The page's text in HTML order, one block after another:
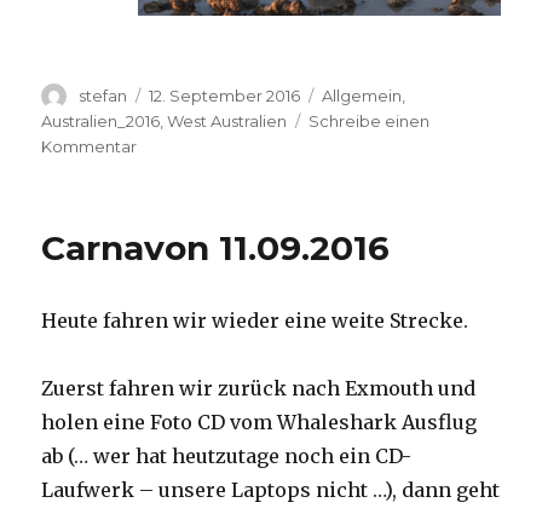
Autor
stefan
Veröffentlicht
am
12. September 2016 Kategorien
Allgemein
Australien_2016 ,West Australien
Schreibe einen
Kommentarzu
Carnavon 11.09.2016
Heute fahren wir wieder eine weite Strecke.
Zuerst fahren wir zurück nach Exmouth und
holen eine Foto CD vom Whaleshark Ausflug
ab (… wer hat heutzutage noch ein CD-
Laufwerk – unsere Laptops nicht …), dann geht